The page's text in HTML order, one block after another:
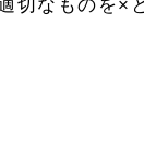
切なものを×